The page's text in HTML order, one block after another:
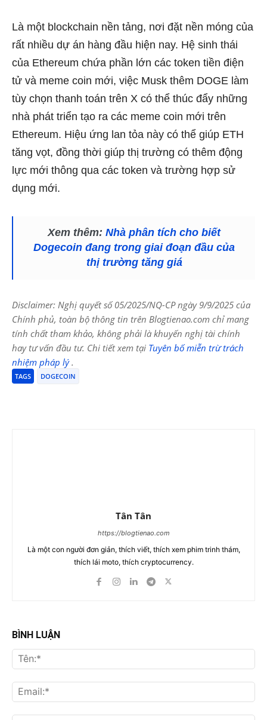
Là một blockchain nền tảng, nơi đặt nền móng của
rất nhiều dự án hàng đầu hiện nay. Hệ sinh thái
của Ethereum chứa phần lớn các token tiền điện
tử và meme coin mới, việc Musk thêm DOGE làm
tùy chọn thanh toán trên X có thể thúc đẩy những
nhà phát triển tạo ra các meme coin mới trên
Ethereum. Hiệu ứng lan tỏa này có thể giúp ETH
tăng vọt, đồng thời giúp thị trường có thêm động
lực mới thông qua các token và trường hợp sử
dụng mới.
Xem thêm: Nhà phân tích cho biết
Dogecoin đang trong giai đoạn đầu của
thị trường tăng giá
Disclaimer: Nghị quyết số 05/2025/NQ-CP ngày 9/9/2025 của
Chính phủ, toàn bộ thông tin trên Blogtienao.com chỉ mang
tính chất tham khảo, không phải là khuyến nghị tài chính
hay tư vấn đầu tư. Chi tiết xem tại Tuyên bố miễn trừ trách
nhiệm pháp lý.
TAGS DOGECOIN
Tân Tân
https://blogtienao.com
Là một con người đơn giản, thích viết, thích xem phim trinh thám,
thích lái moto, thích cryptocurrency.
BÌNH LUẬN